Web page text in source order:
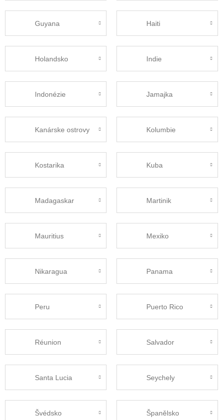
Guyana Haiti
Holandsko Indie
Indonézie Jamajka
Kanárske ostrovy Kolumbie
Kostarika Kuba
Madagaskar Martinik
Mauritius Mexiko
Nikaragua Panama
Peru Puerto Rico
Réunion Salvador
Santa Lucia Seychely
Švédsko Španělsko